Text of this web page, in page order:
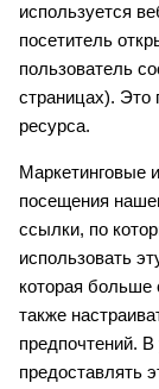
используется
посетитель
пользователь
страницах). Это
ресурса.
Маркетинговые
посещения
ссылки, по
использовать
которая больше
также
предпочтений.
предоставлять